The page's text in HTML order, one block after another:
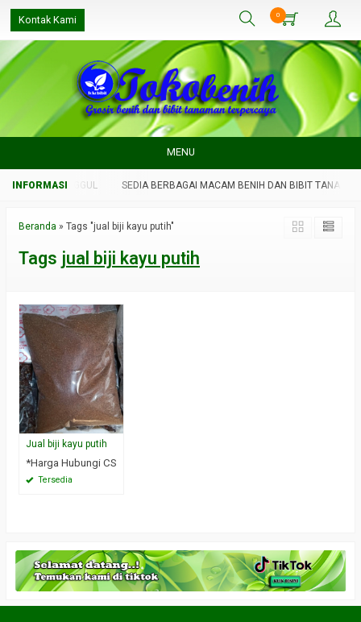
Kontak Kami 0
MENU
TANAMAN UNGGUL SEDIA BERBAGAI MACAM BENIH DAN BIBIT TANAMAN
Beranda » Tags "jual biji kayu putih"
Tags jual biji kayu putih
Jual biji kayu putih
*Harga Hubungi CS
Tersedia